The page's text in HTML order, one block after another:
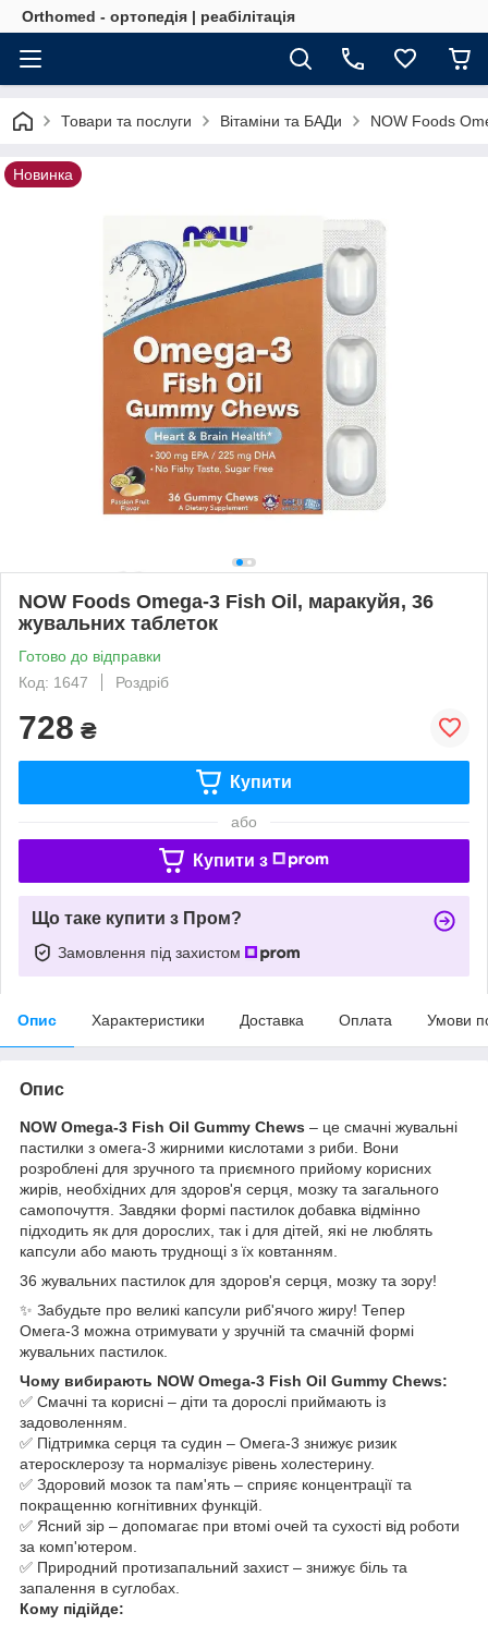
Orthomed - ортопедія | реабілітація
Товари та послуги Вітаміни та БАДи NOW Foods
Новинка
NOW Foods Omega-3 Fish Oil, маракуйя, 36
жувальних таблеток
Готово до відправки
Код: 1647
Роздріб
728 ₴
Купити
або
Купити з
Що таке купити з Пром?
Замовлення під захистом
Опис Характеристики Доставка Оплата Умови
Опис
NOW Omega-3 Fish Oil Gummy Chews – це смачні жувальні
пастилки з омега-3 жирними кислотами з риби. Вони
розроблені для зручного та приємного прийому корисних
жирів, необхідних для здоров'я серця, мозку та загального
самопочуття. Завдяки формі пастилок добавка відмінно
підходить як для дорослих, так і для дітей, які не люблять
капсули або мають труднощі з їх ковтанням.
36 жувальних пастилок для здоров'я серця, мозку та зору!
✨ Забудьте про великі капсули риб'ячого жиру! Тепер
Омега-3 можна отримувати у зручній та смачній формі
жувальних пастилок.
Чому вибирають NOW Omega-3 Fish Oil Gummy Chews:
✅ Смачні та корисні – діти та дорослі приймають із
задоволенням.
✅ Підтримка серця та судин – Омега-3 знижує ризик
атеросклерозу та нормалізує рівень холестерину.
✅ Здоровий мозок та пам'ять – сприяє концентрації та
покращенню когнітивних функцій.
✅ Ясний зір – допомагає при втомі очей та сухості від роботи
за комп'ютером.
✅ Природний протизапальний захист – знижує біль та
запалення в суглобах.
Кому підійде: